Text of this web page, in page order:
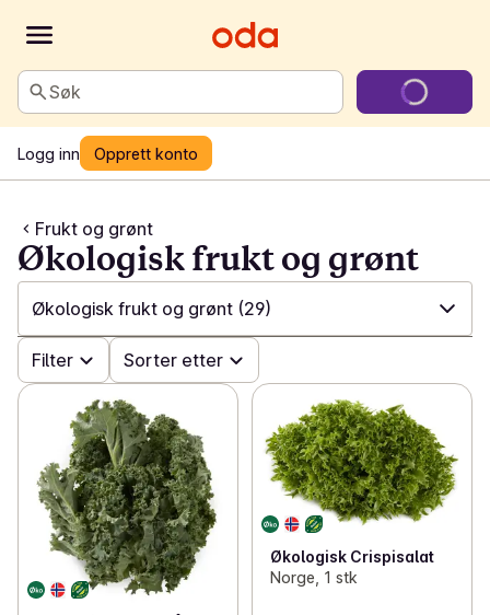
Søk
Logg inn Opprett konto
Frukt og grønt
Økologisk frukt og grønt
Økologisk frukt og grønt (29)
✓ Alle (581)
Til matpakken
Frukt (70)
✓ Grønnsaker (129)
Bær (8)
✓ Salat og kål (33)
Filter Sorter etter
Økologisk Crispisalat
Norge, 1 stk